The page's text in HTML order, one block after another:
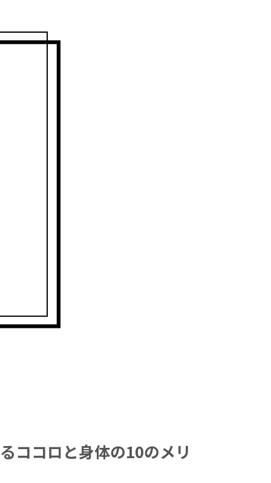
ココロと身体の10のメリ